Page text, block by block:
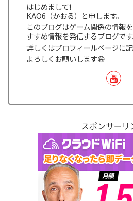
はじめまして❗
KAO6（かおる）と申します。
このブログはゲーム関係の情報
すすめ情報を発信するブログです
詳しくはプロフィールページに記
よろしくお願いします😄
スポンサーリ